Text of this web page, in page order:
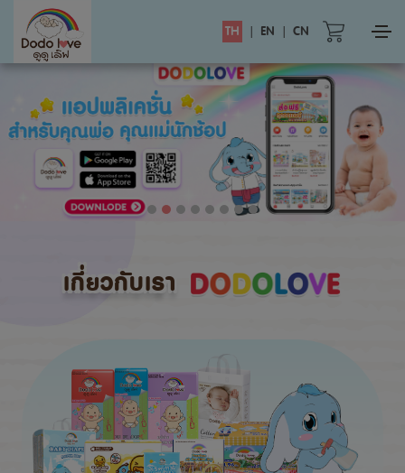
TH | EN | CN
เกี่ยวกับเรา